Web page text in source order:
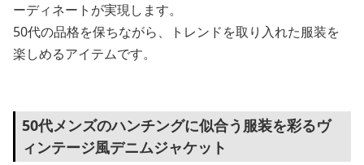
ーディネートが実現します。
50代の品格を保ちながら、トレンドを取り入れた服装を
楽しめるアイテムです。
50代メンズのハンチングに似合う服装を彩るヴ
ィンテージ風デニムジャケット